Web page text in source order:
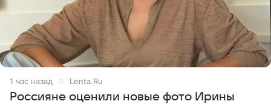
1 час назад Lenta.Ru
Россияне оценили новые фото Ирины